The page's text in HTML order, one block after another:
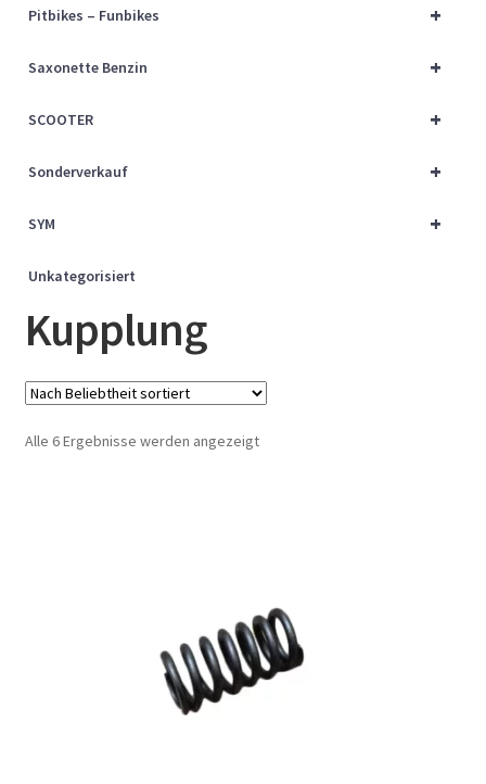
+
Pitbikes – Funbikes
+
Saxonette Benzin
+
SCOOTER
+
Sonderverkauf
+
SYM
Unkategorisiert
Kupplung
Alle 6 Ergebnisse werden angezeigtNach